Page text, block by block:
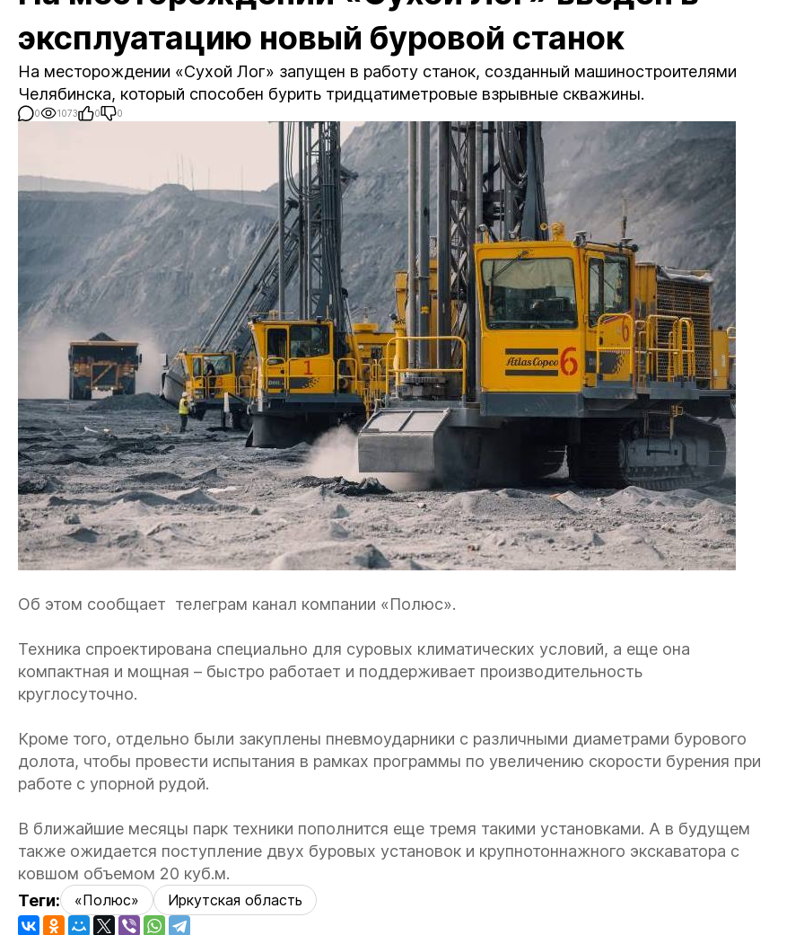
эксплуатацию новый буровой станок
На месторождении «Сухой Лог» запущен в работу станок, созданный машиностроителями
Челябинска, который способен бурить тридцатиметровые взрывные скважины.
0 1073 0 0
Об этом сообщает телеграм канал компании «Полюс».
Техника спроектирована специально для суровых климатических условий, а еще она
компактная и мощная – быстро работает и поддерживает производительность
круглосуточно.
Кроме того, отдельно были закуплены пневмоударники с различными диаметрами бурового
долота, чтобы провести испытания в рамках программы по увеличению скорости бурения при
работе с упорной рудой.
В ближайшие месяцы парк техники пополнится еще тремя такими установками. А в будущем
также ожидается поступление двух буровых установок и крупнотоннажного экскаватора с
ковшом объемом 20 куб.м.
Теги:
«Полюс» Иркутская область